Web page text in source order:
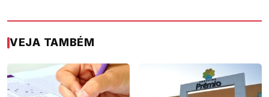
VEJA TAMBÉM